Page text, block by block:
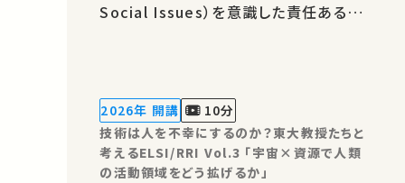
Social Issues）を意識した責任ある研
の目的は、工学が関わる様々な分野にお
ける技術とその社会的影響について、
我々…
2026年 開講
10分
技術は人を不幸にするのか？東大教授たちと
考えるELSI/RRI Vol.3 「宇宙×資源で人類
の活動領域をどう拡げるか」